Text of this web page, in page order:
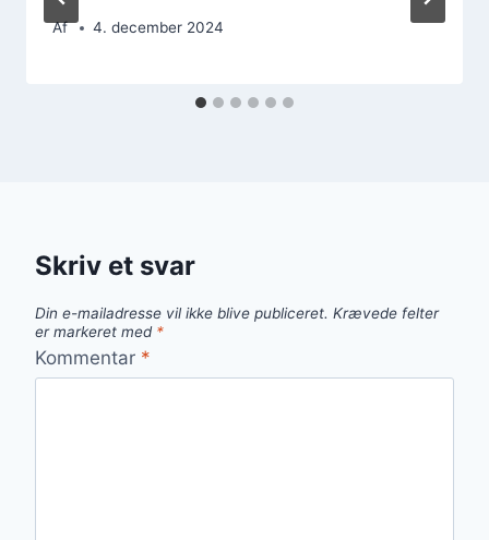
Af 4. december 2024
Skriv et svar
Din e-mailadresse vil ikke blive publiceret. Krævede felter
er markeret med *
Kommentar *